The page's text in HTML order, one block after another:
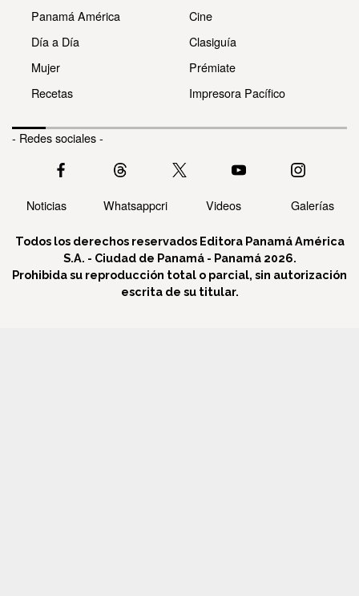
Panamá América
Día a Día
Mujer
Recetas
Cine
Clasiguía
Prémiate
Impresora Pacífico
- Redes sociales -
Noticias Whatsappcri Videos Galerías
Todos los derechos reservados Editora Panamá América
S.A. - Ciudad de Panamá - Panamá 2026.
Prohibida su reproducción total o parcial, sin autorización
escrita de su titular.